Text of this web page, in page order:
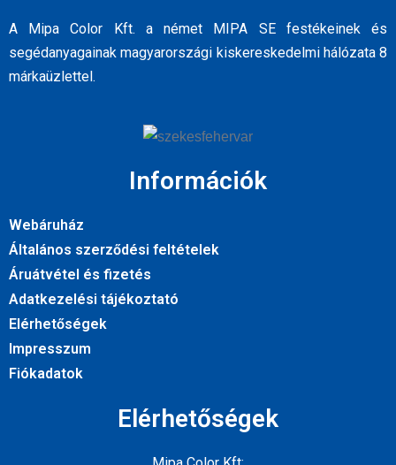
A Mipa Color Kft. a német MIPA SE festékeinek és
segédanyagainak magyarországi kiskereskedelmi hálózata 8
márkaüzlettel.
Információk
Webáruház
Általános szerződési feltételek
Áruátvétel és fizetés
Adatkezelési tájékoztató
Elérhetőségek
Impresszum
Fiókadatok
Elérhetőségek